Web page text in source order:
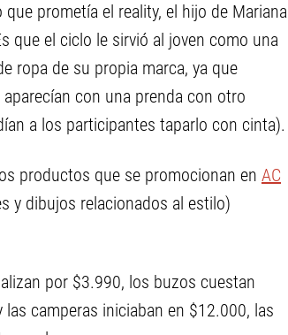
prometía el reality, el hijo de Mariana
que el ciclo le sirvió al joven como una
ropa de su propia marca, ya que
con una prenda con otro
a los participantes taparlo con cinta).
productos que se promocionan en AC
y dibujos relacionados al estilo)
por $3.990, los buzos cuestan
camperas iniciaban en $12.000, las